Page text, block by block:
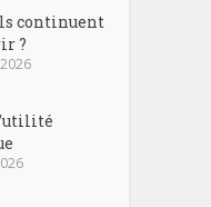
continuent
?